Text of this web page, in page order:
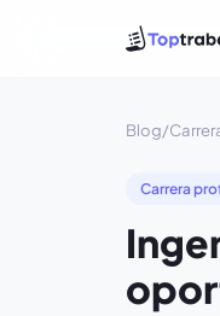
Blog/
Carrera